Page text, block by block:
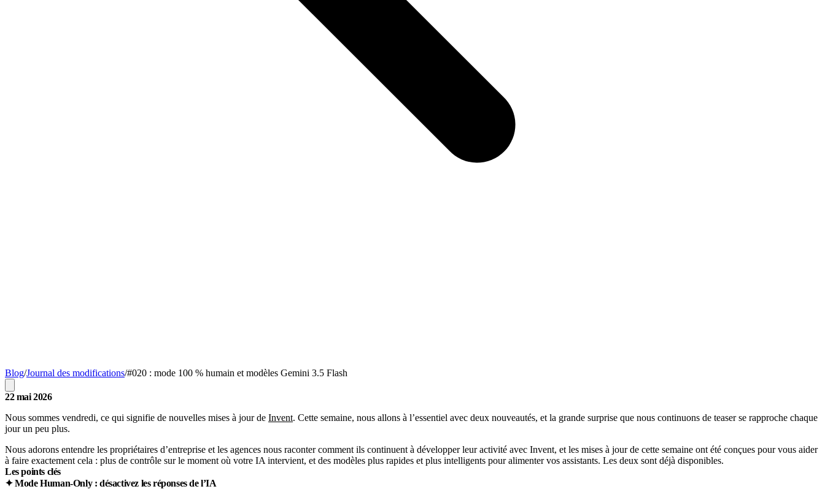
Blog/Journal des modifications/#020 : mode 100 % humain et modèles Gemini 3.5 Flash
22 mai 2026
Nous sommes vendredi, ce qui signifie de nouvelles mises à jour de Invent. Cette semaine, nous allons à l’essentiel avec deux nouveautés, et la grande surprise que nous continuons de teaser se rapproche chaque
jour un peu plus.
Nous adorons entendre les propriétaires d’entreprise et les agences nous raconter comment ils continuent à développer leur activité avec Invent, et les mises à jour de cette semaine ont été conçues pour vous aider
à faire exactement cela : plus de contrôle sur le moment où votre IA intervient, et des modèles plus rapides et plus intelligents pour alimenter vos assistants. Les deux sont déjà disponibles.
Les points clés
✦ Mode Human-Only : désactivez les réponses de l’IA